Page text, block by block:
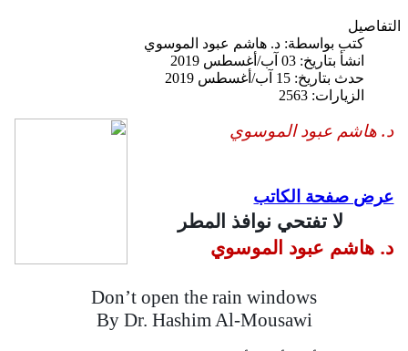
التفاصيل
كتب بواسطة: د. هاشم عبود الموسوي
انشأ بتاريخ: 03 آب/أغسطس 2019
حدث بتاريخ: 15 آب/أغسطس 2019
الزيارات: 2563
د. هاشم عبود الموسوي
عرض صفحة الكاتب
لا تفتحي نوافذ المطر
د. هاشم عبود الموسوي
Don’t open the rain windows
By Dr. Hashim Al-Mousawi